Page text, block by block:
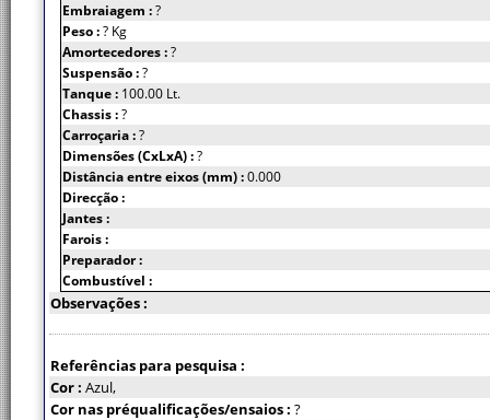
Embraiagem :?
Peso :? Kg
Amortecedores :?
Suspensão :?
Tanque : 100.00 Lt.
Chassis :?
Carroçaria :?
Dimensões (CxLxA) :?
Distância entre eixos (mm) :0.000
Direcção :
Jantes :
Farois :
Preparador :
Combustível :
Observações :
Referências para pesquisa :
Cor : Azul,
Cor nas préqualificações/ensaios : ?